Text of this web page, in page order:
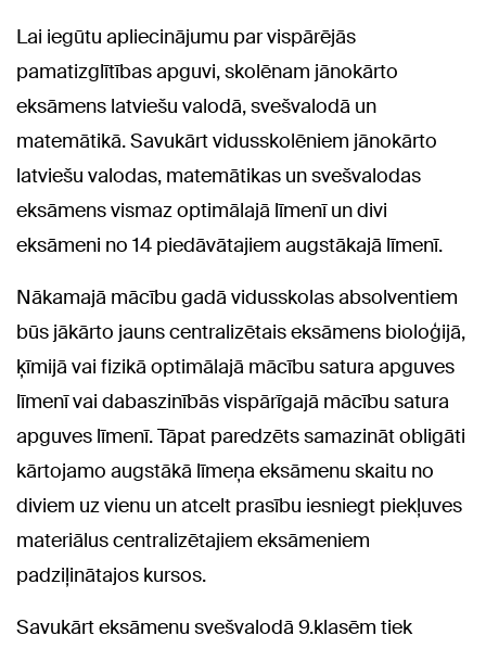
Lai iegūtu apliecinājumu par vispārējās
pamatizglītības apguvi, skolēnam jānokārto
eksāmens latviešu valodā, svešvalodā un
matemātikā. Savukārt vidusskolēniem jānokārto
latviešu valodas, matemātikas un svešvalodas
eksāmens vismaz optimālajā līmenī un divi
eksāmeni no 14 piedāvātajiem augstākajā līmenī.
Nākamajā mācību gadā vidusskolas absolventiem
būs jākārto jauns centralizētais eksāmens bioloģijā,
ķīmijā vai fizikā optimālajā mācību satura apguves
līmenī vai dabaszinībās vispārīgajā mācību satura
apguves līmenī. Tāpat paredzēts samazināt obligāti
kārtojamo augstākā līmeņa eksāmenu skaitu no
diviem uz vienu un atcelt prasību iesniegt piekļuves
materiālus centralizētajiem eksāmeniem
padziļinātajos kursos.
Savukārt eksāmenu svešvalodā 9.klasēm tiek